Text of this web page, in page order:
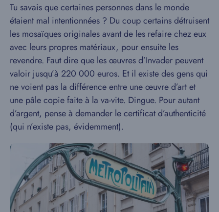
Tu savais que certaines personnes dans le monde
étaient mal intentionnées ? Du coup certains détruisent
les mosaïques originales avant de les refaire chez eux
avec leurs propres matériaux, pour ensuite les
revendre. Faut dire que les œuvres d’Invader peuvent
valoir jusqu’à 220 000 euros. Et il existe des gens qui
ne voient pas la différence entre une œuvre d’art et
une pâle copie faite à la va-vite. Dingue. Pour autant
d’argent, pense à demander le certificat d’authenticité
(qui n’existe pas, évidemment).